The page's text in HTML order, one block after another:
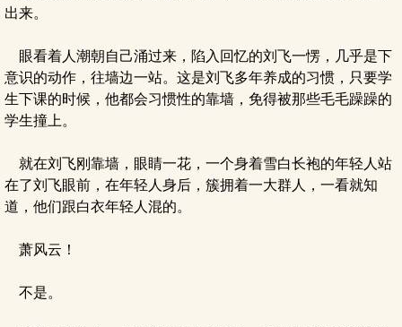
出来。
眼看着人潮朝自己涌过来，陷入回忆的刘飞一愣，几乎是下
意识的动作，往墙边一站。这是刘飞多年养成的习惯，只要学
生下课的时候，他都会习惯性的靠墙，免得被那些毛毛躁躁的
学生撞上。
就在刘飞刚靠墙，眼睛一花，一个身着雪白长袍的年轻人站
在了刘飞眼前，在年轻人身后，簇拥着一大群人，一看就知
道，他们跟白衣年轻人混的。
萧风云！
不是。